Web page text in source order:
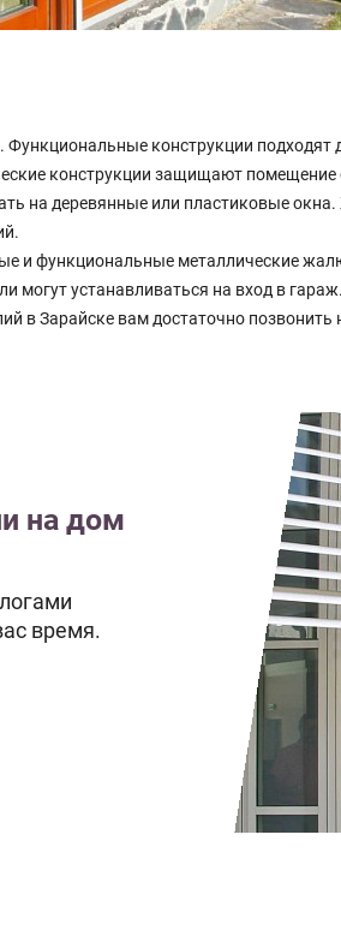
конструкции подходят
конструкции защищают помещение
на деревянные или пластиковые
и функциональные металлические
могут устанавливаться на вход в гараж.
в Зарайске вам достаточно
на дом
время.